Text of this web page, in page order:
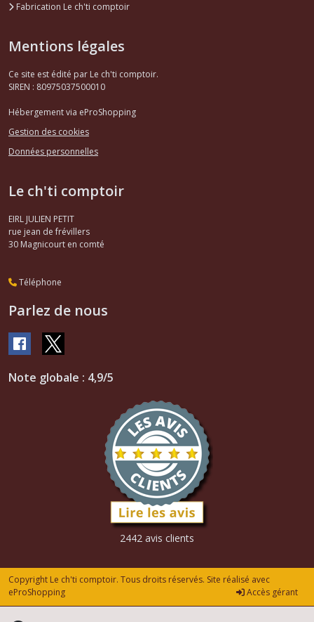
Fabrication Le ch'ti comptoir
Mentions légales
Ce site est édité par Le ch'ti comptoir.
SIREN : 80975037500010
Hébergement via eProShopping
Gestion des cookies
Données personnelles
Le ch'ti comptoir
EIRL JULIEN PETIT
rue jean de frévillers
30 Magnicourt en comté
Téléphone
Parlez de nous
Note globale : 4,9/5
2442 avis clients
Copyright Le ch'ti comptoir. Tous droits réservés. Site réalisé avec
eProShopping
Accès gérant